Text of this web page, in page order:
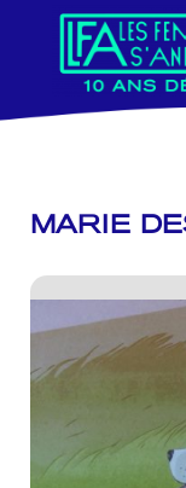
contenu
MARIE